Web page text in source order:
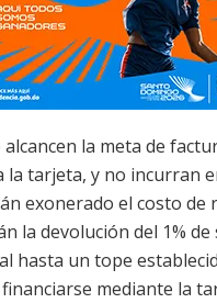
la meta de
la tarjeta, y no incurran
exonerado el costo de
la devolución del 1% de
hasta un tope
mediante la